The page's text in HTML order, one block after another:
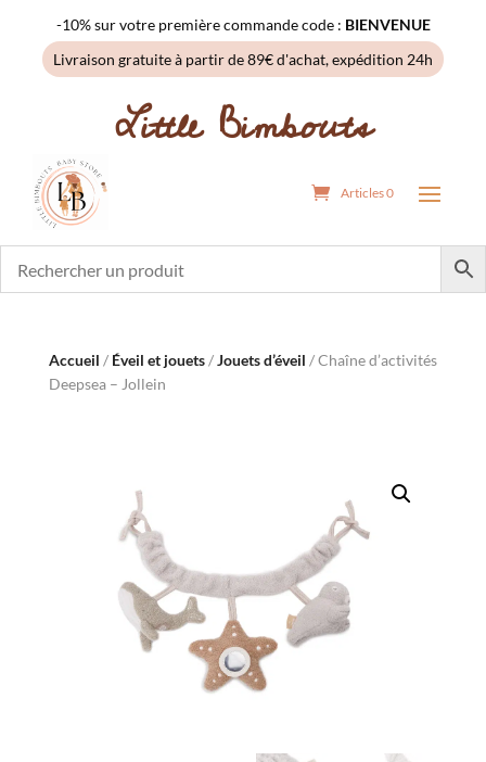
-10% sur votre première commande code : BIENVENUE
Livraison gratuite à partir de 89€ d'achat, expédition 24h
Little Bimbouts
Articles 0
Accueil / Éveil et jouets/Jouets d’éveil / Chaîne d’activités
Deepsea – Jollein